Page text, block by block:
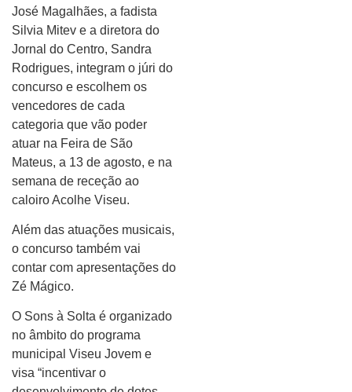
José Magalhães, a fadista
Silvia Mitev e a diretora do
Jornal do Centro, Sandra
Rodrigues, integram o júri do
concurso e escolhem os
vencedores de cada
categoria que vão poder
atuar na Feira de São
Mateus, a 13 de agosto, e na
semana de receção ao
caloiro Acolhe Viseu.
Além das atuações musicais,
o concurso também vai
contar com apresentações do
Zé Mágico.
O Sons à Solta é organizado
no âmbito do programa
municipal Viseu Jovem e
visa “incentivar o